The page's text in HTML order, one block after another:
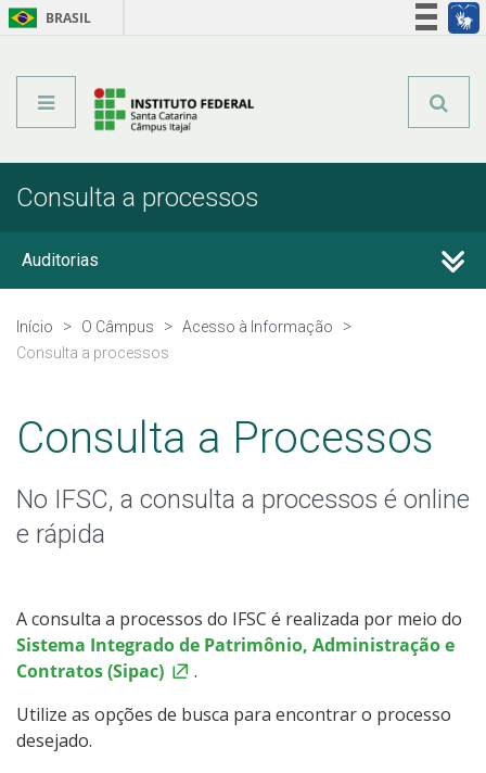
BRASIL
Consulta a processos
Auditorias
Avaliação Institucional
Parcerias, convênios e transferências
Receitas e Despesas
Indicadores e Estatísticas
Peça uma informação (SIC)
Servidores
Início O Câmpus
Acesso à Informação
Consulta a processos
Consulta a Processos
No IFSC, a consulta a processos é online
e rápida
A consulta a processos do IFSC é realizada por meio do
Sistema Integrado de Patrimônio, Administração e
Contratos (Sipac)
.
Utilize as opções de busca para encontrar o processo
desejado.